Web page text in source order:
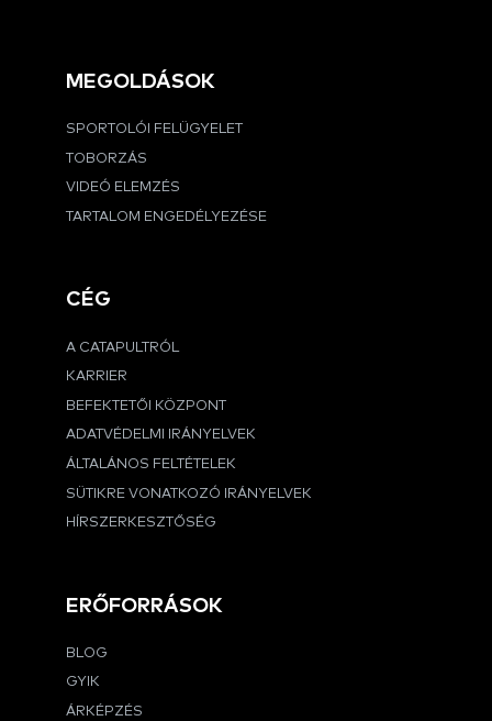
MEGOLDÁSOK
SPORTOLÓI FELÜGYELET
TOBORZÁS
VIDEÓ ELEMZÉS
TARTALOM ENGEDÉLYEZÉSE
CÉG
A CATAPULTRÓL
KARRIER
BEFEKTETŐI KÖZPONT
ADATVÉDELMI IRÁNYELVEK
ÁLTALÁNOS FELTÉTELEK
SÜTIKRE VONATKOZÓ IRÁNYELVEK
HÍRSZERKESZTŐSÉG
ERŐFORRÁSOK
BLOG
GYIK
ÁRKÉPZÉS